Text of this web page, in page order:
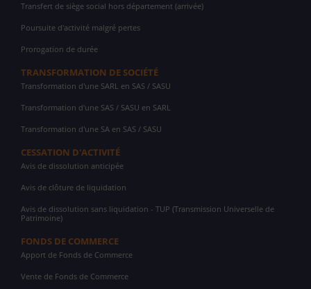
Transfert de siège social hors département (arrivée)
Poursuite d'activité malgré pertes
Prorogation de durée
TRANSFORMATION DE SOCIÉTÉ
Transformation d'une SARL en SAS / SASU
Transformation d'une SAS / SASU en SARL
Transformation d'une SA en SAS / SASU
CESSATION D'ACTIVITÉ
Avis de dissolution anticipée
Avis de clôture de liquidation
Avis de dissolution sans liquidation - TUP (Transmission Universelle de
Patrimoine)
FONDS DE COMMERCE
Apport de Fonds de Commerce
Vente de Fonds de Commerce